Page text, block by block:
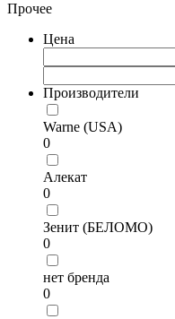
Прочее
Цена
Производители
Warne (USA)
0
Алекат
0
Зенит (БЕЛОМО)
0
нет бренда
0